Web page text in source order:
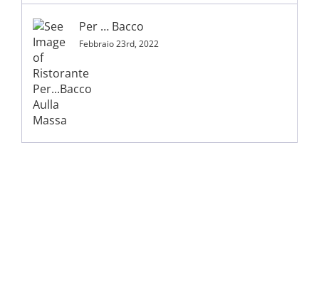
Per … Bacco
Febbraio 23rd, 2022